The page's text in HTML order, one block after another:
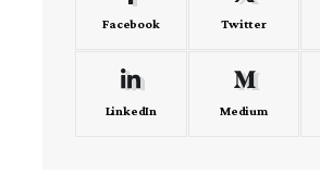
Facebook Twitter
LinkedIn Medium